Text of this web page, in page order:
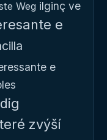
Weg ilginç ve
e
e
zvýší